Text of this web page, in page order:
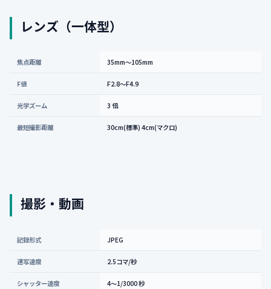
レンズ（一体型）
焦点距離 35mm〜105mm
F値 F2.8〜F4.9
光学ズーム 3 倍
最短撮影距離 30cm(標準) 4cm(マクロ)
撮影・動画
記録形式 JPEG
連写速度 2.5コマ/秒
シャッター速度 4〜1/3000 秒